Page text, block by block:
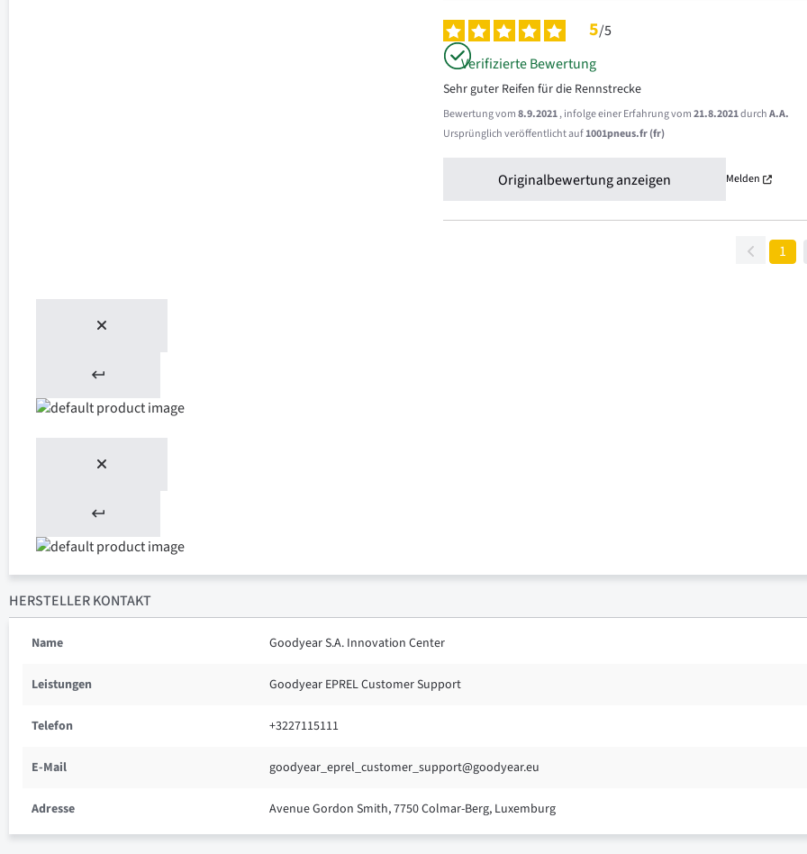
5/5
Verifizierte Bewertung
Sehr guter Reifen für die Rennstrecke
Bewertung vom8.9.2021, infolge einer Erfahrung vom21.8.2021durchA.A.
Ursprünglich veröffentlicht auf1001pneus.fr (fr)
Originalbewertung anzeigen Melden
1
HERSTELLER KONTAKT
Name Goodyear S.A. Innovation Center
Leistungen Goodyear EPREL Customer Support
Telefon +3227115111
E-Mail goodyear_eprel_customer_support@goodyear.eu
Adresse Avenue Gordon Smith, 7750 Colmar-Berg, Luxemburg